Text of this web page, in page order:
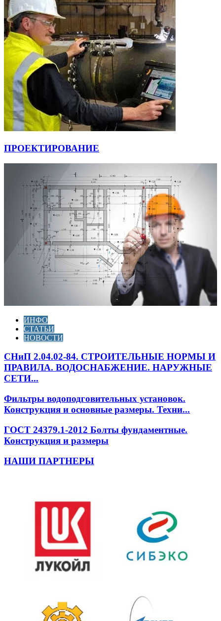
ПРОЕКТИРОВАНИЕ
ИНФО
СТАТЬИ
НОВОСТИ
СНиП 2.04.02-84. СТРОИТЕЛЬНЫЕ НОРМЫ И
ПРАВИЛА. ВОДОСНАБЖЕНИЕ. НАРУЖНЫЕ
СЕТИ...
Фильтры водоподговительных установок.
Конструкция и основные размеры. Техни...
ГОСТ 24379.1-2012 Болты фундаментные.
Конструкция и размеры
НАШИ ПАРТНЕРЫ